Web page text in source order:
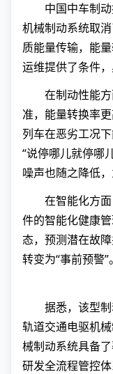
中国中车制
机械制动系统取
质能量传输，能
运维提供了条件，
在制动性能
准，能量转换率
列车在恶劣工况
“说停哪儿就停哪
噪声也随之降低
在智能化方
件的智能化健康
态，预测潜在故
转变为“事前预警”。
据悉，该型
轨道交通电驱机
械制动系统具备
研发全流程管控